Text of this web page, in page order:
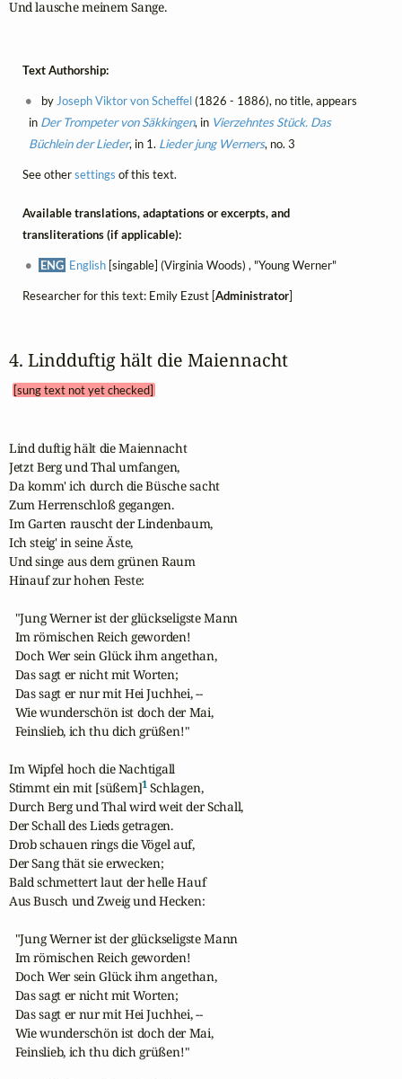
Und lausche meinem Sange.
Text Authorship:
by Joseph Viktor von Scheffel(1826 - 1886), no title, appears
in Der Trompeter von Säkkingen, in Vierzehntes Stück. Das
Büchlein der Lieder, in 1. Lieder jung Werners, no. 3
See othersettings of this text.
Available translations, adaptations or excerpts, and
transliterations (if applicable):
ENG English [singable] (Virginia Woods) , "Young Werner"
Researcher for this text: Emily Ezust [Administrator]
4. Lindduftig hält die Maiennacht
[sung text not yet checked]
Lind duftig hält die Maiennacht
Jetzt Berg und Thal umfangen,
Da komm' ich durch die Büsche sacht
Zum Herrenschloß gegangen.
Im Garten rauscht der Lindenbaum,
Ich steig' in seine Äste,
Und singe aus dem grünen Raum
Hinauf zur hohen Feste:
  "Jung Werner ist der glückseligste Mann
  Im römischen Reich geworden!
  Doch Wer sein Glück ihm angethan,
  Das sagt er nicht mit Worten;
  Das sagt er nur mit Hei Juchhei, --
  Wie wunderschön ist doch der Mai,
  Feinslieb, ich thu dich grüßen!"
Im Wipfel hoch die Nachtigall
Stimmt ein mit [süßem]1 Schlagen,
Durch Berg und Thal wird weit der Schall,
Der Schall des Lieds getragen.
Drob schauen rings die Vögel auf,
Der Sang thät sie erwecken;
Bald schmettert laut der helle Hauf
Aus Busch und Zweig und Hecken:
  "Jung Werner ist der glückseligste Mann
  Im römischen Reich geworden!
  Doch Wer sein Glück ihm angethan,
  Das sagt er nicht mit Worten;
  Das sagt er nur mit Hei Juchhei, --
  Wie wunderschön ist doch der Mai,
  Feinslieb, ich thu dich grüßen!"